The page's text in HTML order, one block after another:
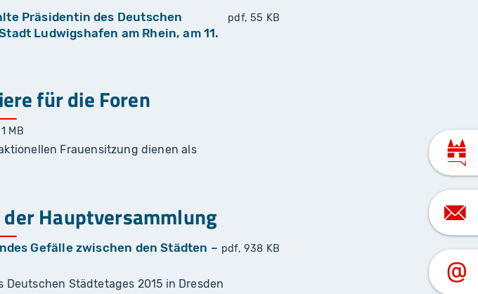
Präsidentin des Deutschen
Ludwigshafen am Rhein, am 11.
pdf, 55 KB
für die Foren
MB
Frauensitzung dienen als
Hauptversammlung
Gefälle zwischen den Städten – pdf, 938 KB
Städtetages 2015 in Dresden